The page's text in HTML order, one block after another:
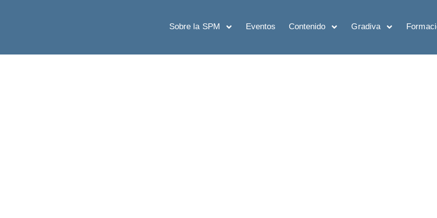
Sobre la SPM Eventos Contenido Gradiva